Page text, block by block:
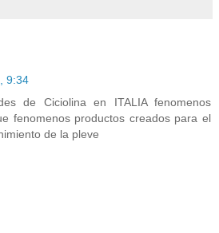
9:34
de Ciciolina en ITALIA fenomenos
fenomenos productos creados para el
de la pleve